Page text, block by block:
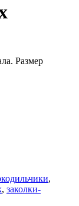
Размер
,
, заколки-